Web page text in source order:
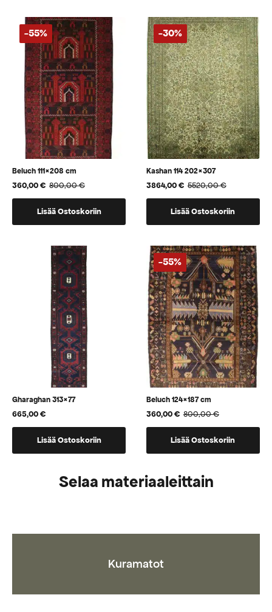
-55%
Beluch 111×208 cm
800,00€
Alkuperäinen
hinta
360,00€
Nykyinen
hinta
Lisää Ostoskoriin
-30%
Kashan 114 202×307
5520,00€
Alkuperäinen
hinta
3864,00€
Nykyinen
hinta
Lisää Ostoskoriin
Gharaghan 313×77
665,00€
Lisää Ostoskoriin
-55%
Beluch 124×187 cm
800,00€
Alkuperäinen
hinta
360,00€
Nykyinen
hinta
Lisää Ostoskoriin
Selaa materiaaleittain
Kuramatot